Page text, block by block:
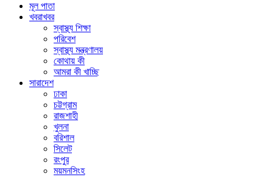
মূল পাতা
খবরাখবর
স্বাস্থ্য শিক্ষা
পরিবেশ
স্বাস্থ্য মন্ত্রণালয়
কোথায় কী
আমরা কী খাচ্ছি
সারাদেশ
ঢাকা
চট্টগ্রাম
রাজশাহী
খুলনা
বরিশাল
সিলেট
রংপুর
ময়মনসিংহ